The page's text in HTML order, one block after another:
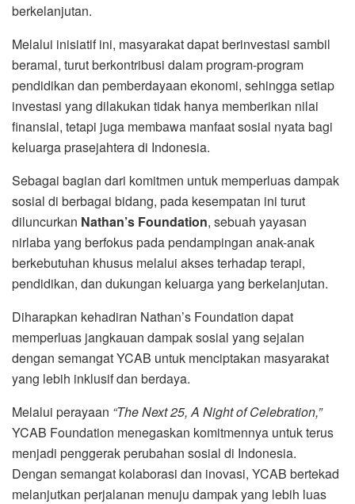
berkelanjutan.
Melalui inisiatif ini, masyarakat dapat berinvestasi sambil
beramal, turut berkontribusi dalam program-program
pendidikan dan pemberdayaan ekonomi, sehingga setiap
investasi yang dilakukan tidak hanya memberikan nilai
finansial, tetapi juga membawa manfaat sosial nyata bagi
keluarga prasejahtera di Indonesia.
Sebagai bagian dari komitmen untuk memperluas dampak
sosial di berbagai bidang, pada kesempatan ini turut
diluncurkan Nathan’s Foundation, sebuah yayasan
nirlaba yang berfokus pada pendampingan anak-anak
berkebutuhan khusus melalui akses terhadap terapi,
pendidikan, dan dukungan keluarga yang berkelanjutan.
Diharapkan kehadiran Nathan’s Foundation dapat
memperluas jangkauan dampak sosial yang sejalan
dengan semangat YCAB untuk menciptakan masyarakat
yang lebih inklusif dan berdaya.
Melalui perayaan “The Next 25, A Night of Celebration,”
YCAB Foundation menegaskan komitmennya untuk terus
menjadi penggerak perubahan sosial di Indonesia.
Dengan semangat kolaborasi dan inovasi, YCAB bertekad
melanjutkan perjalanan menuju dampak yang lebih luas